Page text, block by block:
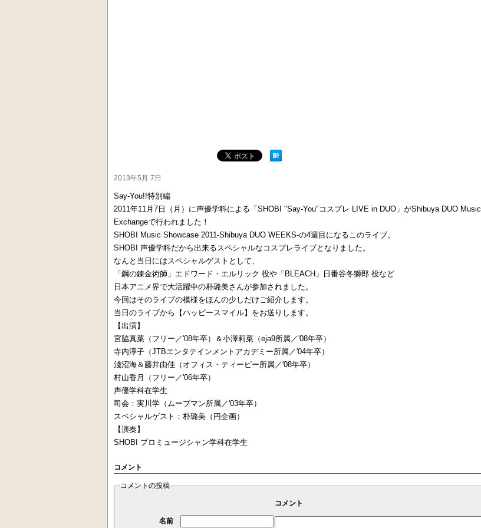
2013年5月 7日
Say-You!!特別編
2011年11月7日（月）に声優学科による「SHOBI "Say-You"コスプレ LIVE in DUO」がShibuya DUO Music
Exchangeで行われました！
SHOBI Music Showcase 2011-Shibuya DUO WEEKS-の4週目になるこのライブ。
SHOBI 声優学科だから出来るスペシャルなコスプレライブとなりました。
なんと当日にはスペシャルゲストとして、
「鋼の錬金術師」エドワード・エルリック 役や「BLEACH」日番谷冬獅郎 役など
日本アニメ界で大活躍中の朴璐美さんが参加されました。
今回はそのライブの模様をほんの少しだけご紹介します。
当日のライブから【ハッピースマイル】をお送りします。
【出演】
宮脇真菜（フリー／'08年卒）＆小澤莉菜（eja9所属／'08年卒）
寺内淳子（JTBエンタテインメントアカデミー所属／'04年卒）
淺沼海＆藤井由佳（オフィス・ティービー所属／'08年卒）
村山香月（フリー／'06年卒）
声優学科在学生
司会：実川学（ムーブマン所属／'03年卒）
スペシャルゲスト：朴璐美（円企画）
【演奏】
SHOBI プロミュージシャン学科在学生
コメント
コメントの投稿
コメント
名前